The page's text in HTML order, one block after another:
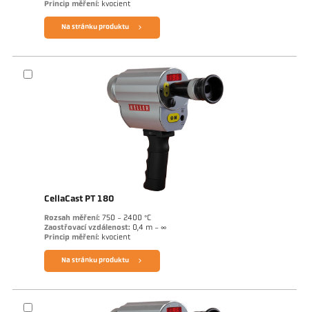
Princip měření: kvocient
Na stránku produktu
CellaCast PT 180
Rozsah měření: 750 - 2400 °C
Zaostřovací vzdálenost: 0,4 m - ∞
Princip měření: kvocient
Na stránku produktu